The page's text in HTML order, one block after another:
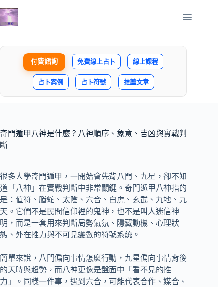
至
付費諮詢 免費線上占卜 線上課程
占卜案例 占卜符號 推薦文章
奇門遁甲八神是什麼？八神順序、象意、吉凶與實戰判
斷
很多人學奇門遁甲，一開始會先背八門、九星，卻不知
道「八神」在實戰判斷中非常關鍵。奇門遁甲八神指的
是：值符、螣蛇、太陰、六合、白虎、玄武、九地、九
天。它們不是民間信仰裡的鬼神，也不是叫人迷信神
明，而是一套用來判斷局勢氣氛、隱藏動機、心理狀
態、外在推力與不可見變數的符號系統。
簡單來說，八門偏向事情怎麼行動，九星偏向事情背後
的天時與趨勢，而八神更像是盤面中「看不見的推
力」。同樣一件事，遇到六合，可能代表合作、媒合、